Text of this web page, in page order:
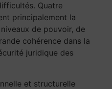
Quatre
principalement la
de pouvoir, de
cohérence dans la
juridique des
et structurelle